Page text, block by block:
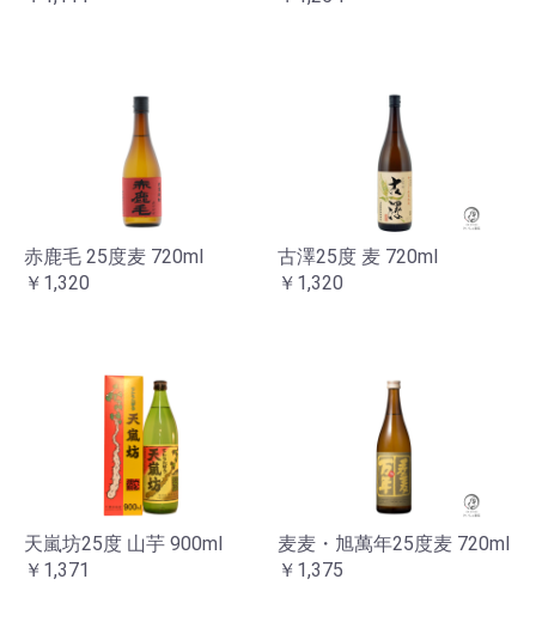
赤鹿毛 25度麦 720ml
￥1,320
古澤25度 麦 720ml
￥1,320
天嵐坊25度 山芋 900ml
￥1,371
麦麦・旭萬年25度麦 720ml
￥1,375